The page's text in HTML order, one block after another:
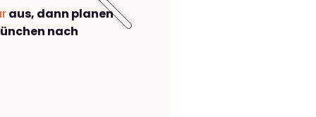
aus, dann planen
nach